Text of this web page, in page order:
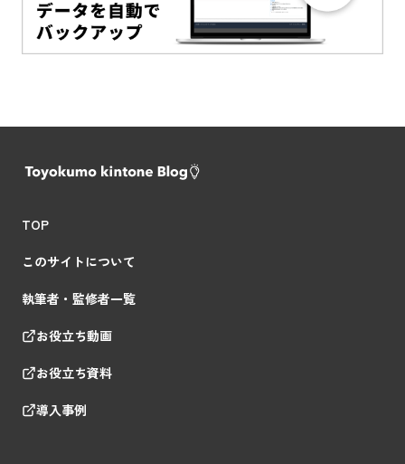
TOP
このサイトについて
執筆者・監修者一覧
お役立ち動画
お役立ち資料
導入事例